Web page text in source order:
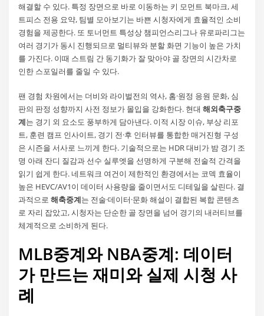
해결할 수 있다. 특정 장면으로 바로 이동하는 키 모먼트 북마크, 세
트피스 전용 요약, 팀별 모아보기는 바쁜 시청자에게 효율적인 소비
경험을 제공한다. 또 토너먼트 특성상 챔피언스리그나 유로파리그는
여러 경기가 동시 진행되므로 멀티뷰와 분할 화면 기능이 높은 가치
를 가진다. 이때 스트림 간 동기화가 잘 맞아야 골 장면의 시간차로
인한 스포일러를 줄일 수 있다.
팬 경험 차원에서는 더비와 라이벌전의 역사, 홈·원정 응원 문화, 심
판의 판정 성향까지 사전 정보가 몰입을 강화한다. 현대해외축구중
계는 경기 외 요소도 풍부하게 담아낸다. 이적 시장 이슈, 부상 리포
트, 훈련 캠프 인사이트, 경기 전·후 인터뷰를 통합한 매거진형 구성
은 시즌을 서사로 느끼게 한다. 기술적으로는 HDR 대비가 밤 경기 조
명 아래 잔디 질감과 선수 실루엣을 선명하게 구분해 전술적 간격을
읽기 쉽게 한다. 네트워크 여건이 제한적인 환경에서는 코덱 효율이
높은 HEVC/AV1이 데이터 사용량을 줄이면서도 디테일을 살린다. 결
과적으로해축중계는 전술·데이터·문화 해설이 결합된 복합 콘텐츠
로 자리 잡았고, 시청자는 단순한 골 장면을 넘어 경기의 내러티브를
체계적으로 소비하게 된다.
MLB중계와 NBA중계: 데이터
가 만드는 재미와 실제 시청 사
례